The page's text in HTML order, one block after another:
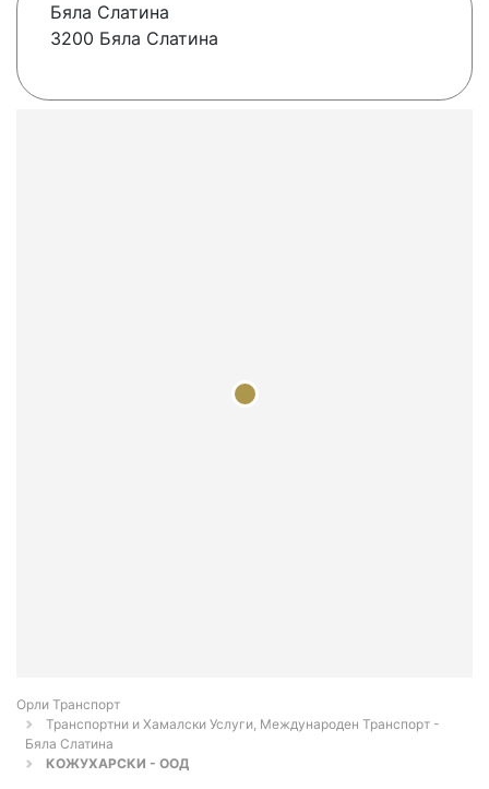
Бяла Слатина
3200 Бяла Слатина
Орли Транспорт
Транспортни и Хамалски Услуги, Международен Транспорт -
Бяла Слатина
КОЖУХАРСКИ - ООД